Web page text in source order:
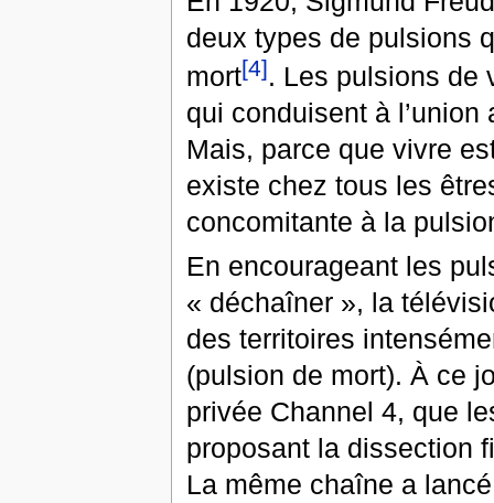
deux types de pulsions
mort[4]. Les pulsions de
qui conduisent à l’union
Mais, parce que vivre
existe chez tous les
concomitante à la
En encourageant les
« déchaîner », la
des territoires
(pulsion de mort). À ce
privée Channel 4, que
proposant la dissection
La même chaîne a